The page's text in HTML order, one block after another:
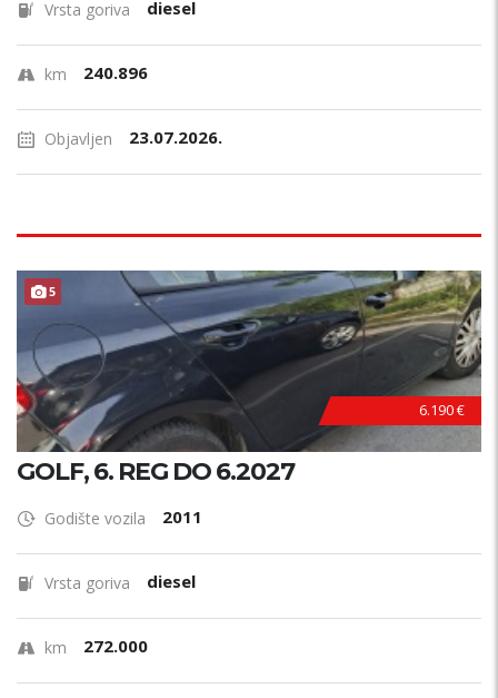
Vrsta goriva diesel
km 240.896
Objavljen 23.07.2026.
5
6.190 €
GOLF, 6. REG DO 6.2027
Godište vozila 2011
Vrsta goriva diesel
km 272.000